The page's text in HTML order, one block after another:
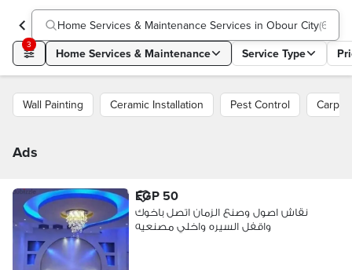
Home Services & Maintenance Services in Obour City(65
3
Home Services & Maintenance Service Type
Wall Painting Ceramic Installation Pest Control
Ads
EGP 50
نقاش اصول وصنع الزمان اتصل باخوك
واقفل السيره واخلي مصنعيه